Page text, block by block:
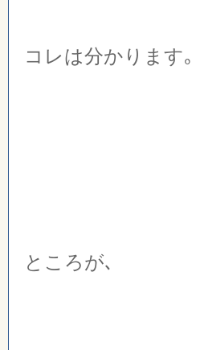
コレは分かります｡
ところが､